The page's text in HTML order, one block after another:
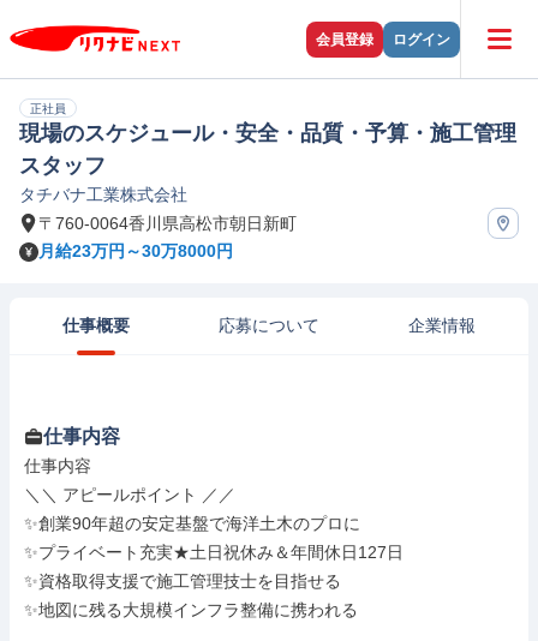
会員登録 ログイン
正社員
現場のスケジュール・安全・品質・予算・施工管理
スタッフ
タチバナ工業株式会社
〒760-0064香川県高松市朝日新町
月給23万円～30万8000円
仕事概要 応募について 企業情報
仕事内容
仕事内容
＼＼ アピールポイント ／／
✨創業90年超の安定基盤で海洋土木のプロに
✨プライベート充実★土日祝休み＆年間休日127日
✨資格取得支援で施工管理技士を目指せる
✨地図に残る大規模インフラ整備に携われる